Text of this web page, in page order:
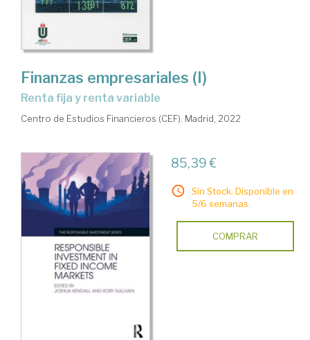
Finanzas empresariales (I)
renta fija y renta variable
Centro de Estudios Financieros (CEF). Madrid, 2022
85,39 €
Sin Stock. Disponible en
5/6 semanas.
COMPRAR